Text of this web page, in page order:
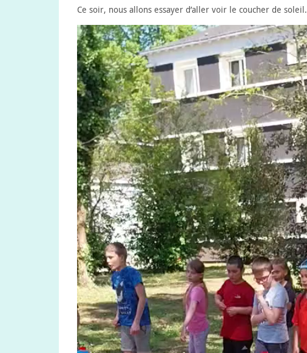
Ce soir, nous allons essayer d’aller voir le coucher de soleil.
Lecteur
vidéo